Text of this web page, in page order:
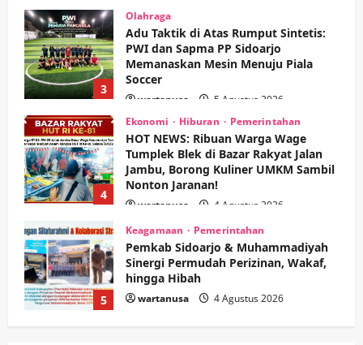
wartanusa
Ekonomi Hiburan Pemerintahan
HOT NEWS: Ribuan Warga Wage
Tumplek Blek di Bazar Rakyat Jalan
Jambu, Borong Kuliner UMKM Sambil
Nonton Jaranan!
wartanusa 4 Agustus 2026
Keagamaan Pemerintahan
Pemkab Sidoarjo & Muhammadiyah
Sinergi Permudah Perizinan, Wakaf,
hingga Hibah
Kesehatan Pemerintahan
Ubah Lahan Tidur Jadi Cuan: Wabup
Sidoarjo Apresiasi Inovasi Teh Daun
Kumis Kucing Produk Anggota TNI AL